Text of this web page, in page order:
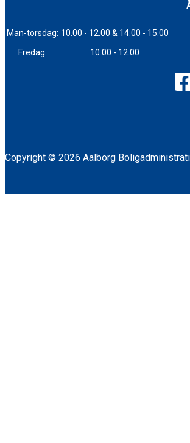
Man-torsdag: 10.00 - 12.00 & 14.00 - 15.00
Fredag:
10.00 - 12.00
Copyright © 2026 Aalborg